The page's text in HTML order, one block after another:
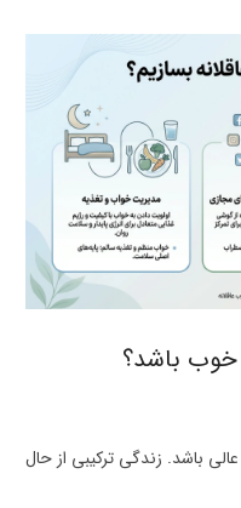
خوب باشد؟
باشد. زندگی ترکیبی از حال